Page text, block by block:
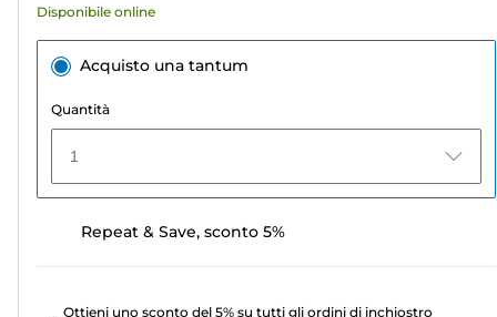
Disponibile online
Acquisto una tantum
Quantità
1
Repeat & Save, sconto 5%
Ottieni uno sconto del 5% su tutti gli ordini di inchiostro